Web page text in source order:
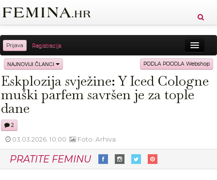
Prijava Registracija
Sreća Zdravlje Vitkost
Moda Ljubav Relax Putovanja Recepti
Knjige
NAJNOVIJI ČLANCI PODLA POODLA Webshop
Eskplozija svježine: Y Iced Cologne
muški parfem savršen je za tople
dane
2
03.03.2026. 10:00 Foto: Arhiva
PRATITE FEMINU